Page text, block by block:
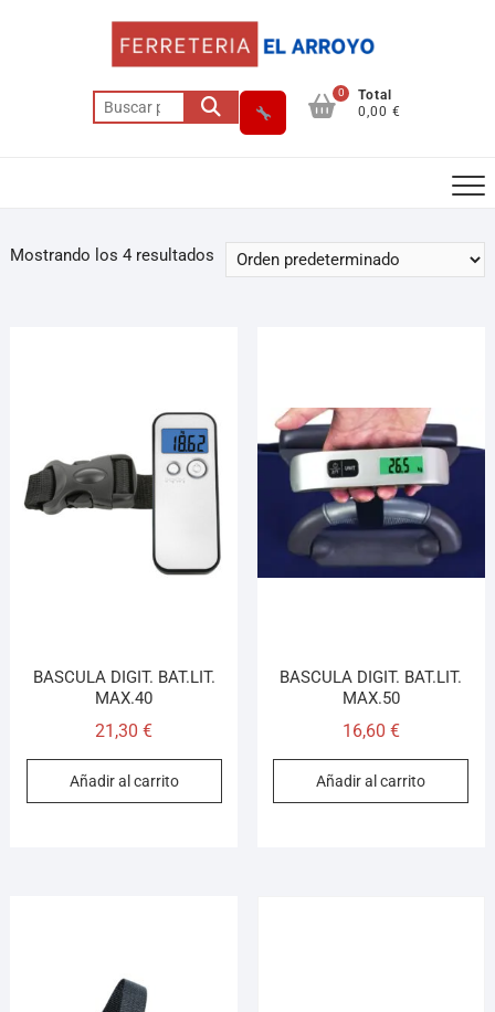
0
Total
0,00 €
Mostrando los 4 resultados
BASCULA DIGIT. BAT.LIT.
MAX.40
21,30€
Añadir al carrito
BASCULA DIGIT. BAT.LIT.
MAX.50
16,60 €
Añadir al carrito
¡Hola! Soy el asesor virtual de Ferretería El Arroyo.
Cuéntame qué necesitas y te ayudo a encontrarlo,
aunque no sepas el nombre exacto